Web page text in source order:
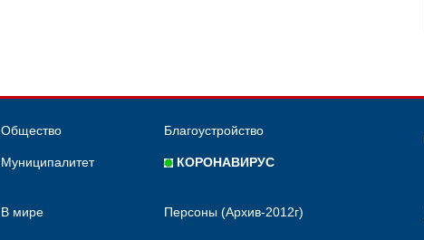
Общество Благоустройство
Муниципалитет КОРОНАВИРУС
В мире Персоны (Архив-2012г)